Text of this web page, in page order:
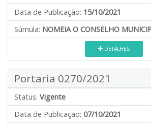
Data de Publicação: 15/10/2021
Súmula: NOMEIA O CONSELHO
DETALHES
Portaria 0270/2021
Status: Vigente
Data de Publicação: 07/10/2021